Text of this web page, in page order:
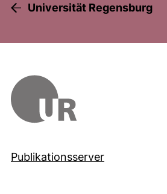
Universität Regensburg
Publikationsserver